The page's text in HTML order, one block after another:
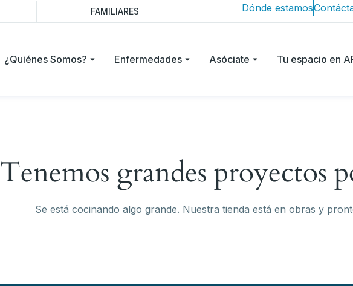
FAMILIARES Dónde estamos
¿Quiénes Somos? Enfermedades Asóciate Tu espacio en
Tenemos grandes proyectos
Se está cocinando algo grande. Nuestra tienda está en obras y